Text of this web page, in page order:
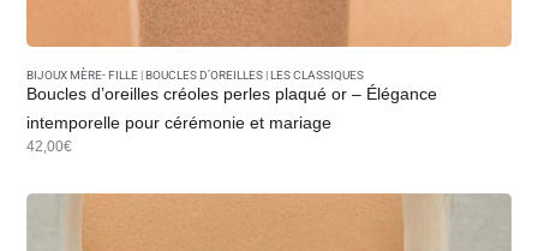
BIJOUX MÈRE- FILLE |BOUCLES D’OREILLES |LES CLASSIQUES
Boucles d’oreilles créoles perles plaqué or – Élégance
intemporelle pour cérémonie et mariage
42,00€